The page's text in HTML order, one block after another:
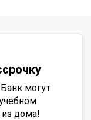
могут
из дома!